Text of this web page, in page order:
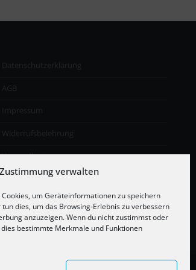
verwalten
um Geräteinformationen zu speichern
dies, um das Browsing-Erlebnis zu verbessern
anzuzeigen. Wenn du nicht zustimmst oder
bestimmte Merkmale und Funktionen
Datenschutzerklärung
AGB
Impressum
Widerrufsbelehrung
Versandkosten